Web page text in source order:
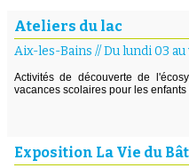
Ateliers du lac
Aix-les-Bains //Du lundi 03
Activités de découverte de
vacances scolaires pour les
Exposition La Vie du